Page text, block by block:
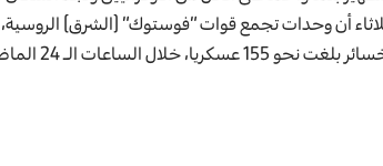
أن وحدات تجمع قوات “فوستوك” (الشرق)
الساعات الـ 24 الماضية.